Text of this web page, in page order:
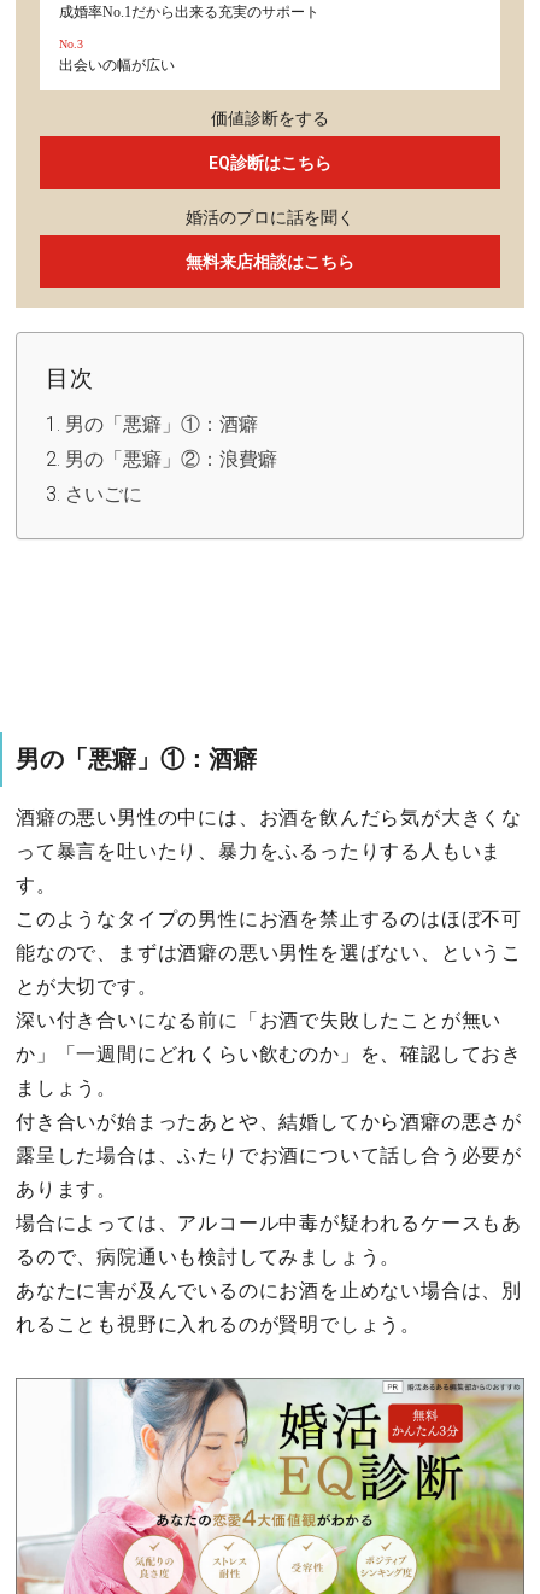
成婚率No.1だから出来る充実のサポート
No.3
出会いの幅が広い
価値診断をする
EQ診断はこちら
婚活のプロに話を聞く
無料来店相談はこちら
目次
男の「悪癖」①：酒癖
男の「悪癖」②：浪費癖
さいごに
男の「悪癖」①：酒癖
酒癖の悪い男性の中には、お酒を飲んだら気が大きくな
って暴言を吐いたり、暴力をふるったりする人もいま
す。
このようなタイプの男性にお酒を禁止するのはほぼ不可
能なので、まずは酒癖の悪い男性を選ばない、というこ
とが大切です。
深い付き合いになる前に「お酒で失敗したことが無い
か」「一週間にどれくらい飲むのか」を、確認しておき
ましょう。
付き合いが始まったあとや、結婚してから酒癖の悪さが
露呈した場合は、ふたりでお酒について話し合う必要が
あります。
場合によっては、アルコール中毒が疑われるケースもあ
るので、病院通いも検討してみましょう。
あなたに害が及んでいるのにお酒を止めない場合は、別
れることも視野に入れるのが賢明でしょう。